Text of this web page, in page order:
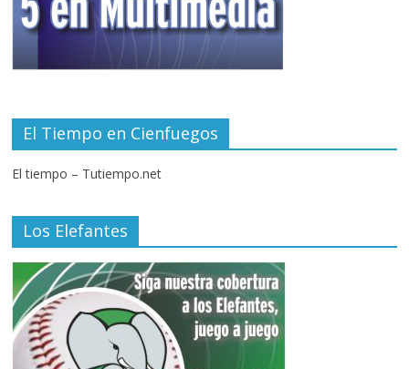
El Tiempo en Cienfuegos
El tiempo – Tutiempo.net
Los Elefantes